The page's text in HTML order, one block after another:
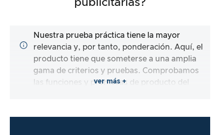
publicitarias?
Nuestra prueba práctica tiene la mayor
relevancia y, por tanto, ponderación. Aquí, el
producto tiene que someterse a una amplia
gama de criterios y pruebas. Comprobamos
las funciones y promesas de producto del
ver más +